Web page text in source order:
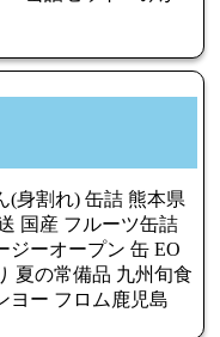
(身割れ) 缶詰 熊本県
国産 フルーツ缶詰
ジーオープン 缶 EO
夏の常備品 九州旬食
ヨー フロム鹿児島